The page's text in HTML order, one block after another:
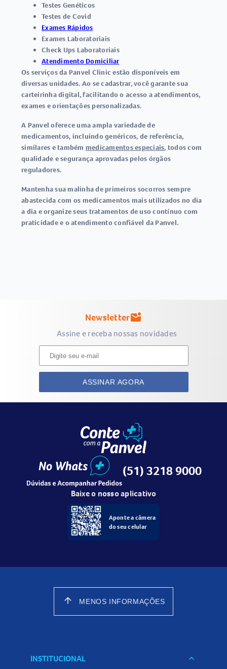
Testes Genéticos
Testes de Covid
Exames Rápidos
Exames Laboratoriais
Check Ups Laboratoriais
Atendimento Domiciliar
Os serviços da Panvel Clinic estão disponíveis em
diversas unidades. Ao se cadastrar, você garante sua
carteirinha digital, facilitando o acesso a atendimentos,
exames e orientações personalizadas.
A Panvel oferece uma ampla variedade de
medicamentos, incluindo genéricos, de referência,
similares e também medicamentos especiais, todos com
qualidade e segurança aprovadas pelos órgãos
reguladores.
Mantenha sua malinha de primeiros socorros sempre
abastecida com os medicamentos mais utilizados no dia
a dia e organize seus tratamentos de uso contínuo com
praticidade e o atendimento confiável da Panvel.
Newslettermark_email_unread
Assine e receba nossas novidades
ASSINAR AGORA
(51) 3218 9000
Baixe o nosso aplicativo
Aponte a câmera
do seu celular
arrow_upward MENOS INFORMAÇÕES
INSTITUCIONAL keyboard_arrow_down